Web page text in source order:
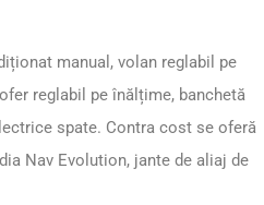
manual, volan reglabil pe
reglabil pe înălțime, banchetă
spate. Contra cost se oferă
Nav Evolution, jante de aliaj de